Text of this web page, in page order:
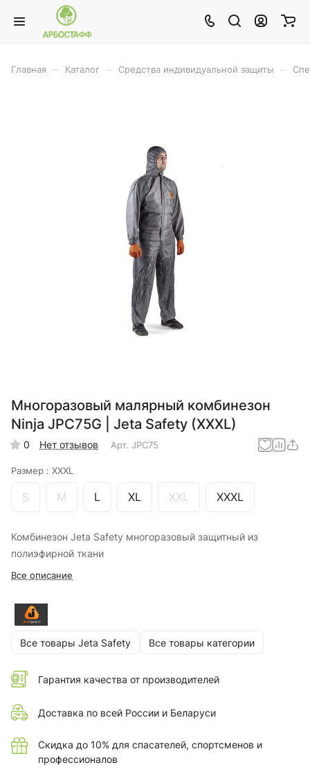
Главная Каталог Средства индивидуальной защиты
Многоразовый малярный комбинезон
Ninja JPC75G | Jeta Safety (XXXL)
0 Нет отзывов Арт. JPC75
Размер : XXXL
S M L XL XXL XXXL
Комбинезон Jeta Safety многоразовый защитный из
полиэфирной ткани
Все описание
Все товары Jeta Safety Все товары категории
Гарантия качества от производителей
Доставка по всей России и Беларуси
Скидка до 10% для спасателей, спортсменов и
профессионалов